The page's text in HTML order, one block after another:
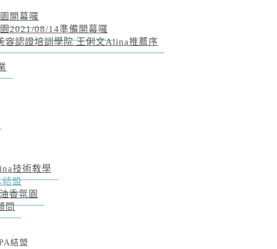
開幕囉
2021/08/14準備開幕囉
容認證培訓學院 王俐文Alina推薦序
技術教學
結盟
香氛園
問
結盟